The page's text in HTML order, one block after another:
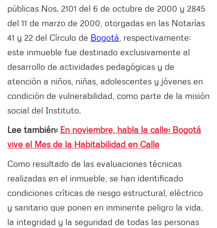
públicas Nos. 2101 del 6 de octubre de 2000 y 2845
del 11 de marzo de 2000, otorgadas en las Notarías
41 y 22 del Círculo de Bogotá , respectivamente;
este inmueble fue destinado exclusivamente al
desarrollo de actividades pedagógicas y de
atención a niños, niñas, adolescentes y jóvenes en
condición de vulnerabilidad, como parte de la misión
social del Instituto.
Lee también: En noviembre, habla la calle: Bogotá
vive el Mes de la Habitabilidad en Calle
​Como resultado de las evaluaciones técnicas
realizadas en el inmueble, se han identificado
condiciones críticas de riesgo estructural, eléctrico
y sanitario que ponen en inminente peligro la vida,
la integridad y la seguridad de todas las personas